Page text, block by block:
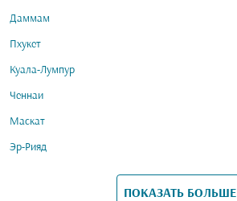
Даммам
Пхукет
Куала-Лумпур
Ченнаи
Маскат
Эр-Рияд
ПОКАЗАТЬ БОЛЬШЕ